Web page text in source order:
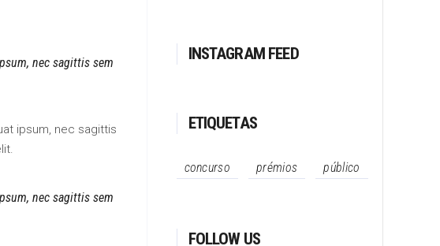
nec sagittis sem
ipsum, nec sagittis
nec sagittis sem
INSTAGRAM FEED
ETIQUETAS
concurso prémios público
FOLLOW US